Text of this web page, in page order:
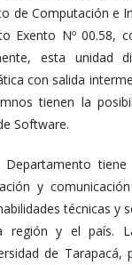
de Computación e
Exento Nº 00.58,
esta
con salida
tienen la
Software.
Departamento
y
técnicas y
región y el país.
de